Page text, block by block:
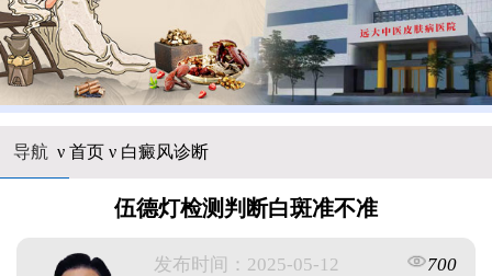
导航 ν 首页ν 白癜风诊断
伍德灯检测判断白斑准不准
发布时间：2025-05-12
700